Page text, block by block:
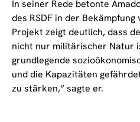
In seiner Rede betonte
des RSDF in der Bekämpfung
Projekt zeigt deutlich, dass
nicht nur militärischer Natur
grundlegende
und die Kapazitäten
zu stärken,“ sagte er.